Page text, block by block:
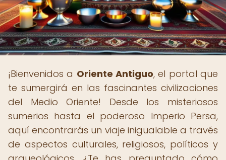
¡Bienvenidos a Oriente Antiguo, el portal que
te sumergirá en las fascinantes civilizaciones
del Medio Oriente! Desde los misteriosos
sumerios hasta el poderoso Imperio Persa,
aquí encontrarás un viaje inigualable a través
de aspectos culturales, religiosos, políticos y